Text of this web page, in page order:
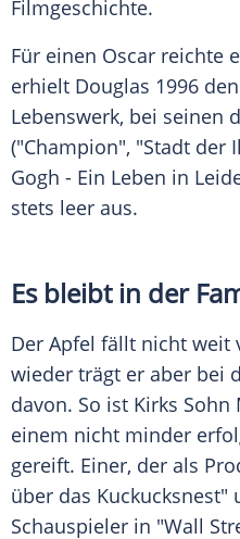
Filmgeschichte.
Für einen Oscar reichte
erhielt Douglas 1996 den
Lebenswerk, bei seinen
("Champion", "Stadt der
Gogh - Ein Leben in
stets leer aus.
Es bleibt in der
Der Apfel fällt nicht weit
wieder trägt er aber bei
davon. So ist Kirks Sohn
einem nicht minder
gereift. Einer, der als
über das Kuckucksnest"
Schauspieler in "Wall